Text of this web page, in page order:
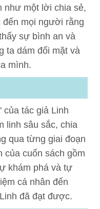
như một lời chia sẻ,
mọi người rằng
sự bình an và
ta dám đối mặt và
mình.
của tác giả Linh
linh sâu sắc, chia
qua từng giai đoạn
của cuốn sách gồm
khám phá và tự
cá nhân đến
đã đạt được.